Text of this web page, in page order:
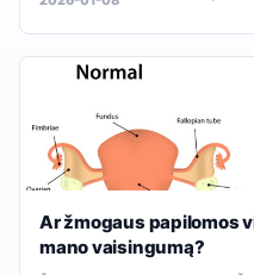
Ar žmogaus papilomos
mano vaisingumą?